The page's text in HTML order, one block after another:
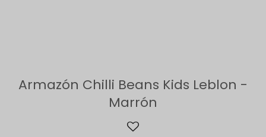
Armazón Chilli Beans Kids Leblon -
Marrón